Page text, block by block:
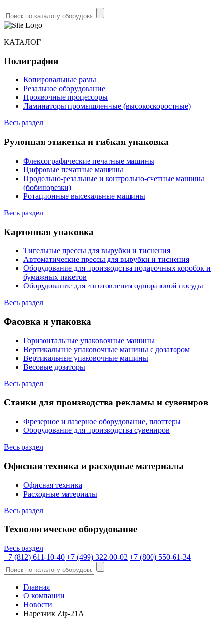
КАТАЛОГ
Полиграфия
Копировальные рамы
Резальное оборудование
Проявочные процессоры
Ламинаторы промышленные (высокоскоростные)
Весь раздел
Рулонная этикетка и гибкая упаковка
Флексографические печатные машины
Цифровые печатные машины
Продольно-резальные и контрольно-счетные машины
(бобинорезки)
Ротационные высекальные машины
Весь раздел
Картонная упаковка
Тигельные прессы для вырубки и тиснения
Автоматические прессы для вырубки и тиснения
Оборудование для производства подарочных коробок и
бумажных пакетов
Оборудование для изготовления одноразовой посуды
Весь раздел
Фасовка и упаковка
Горизонтальные упаковочные машины
Вертикальные упаковочные машины с дозатором
Вертикальные упаковочные машины
Весовые дозаторы
Весь раздел
Станки для производства рекламы и сувениров
Фрезерное и лазерное оборудование, плоттеры
Оборудование для производства сувениров
Весь раздел
Офисная техника и расходные материалы
Офисная техника
Расходные материалы
Весь раздел
Технологическое оборудование
Весь раздел
+7 (812) 611-10-40 +7 (499) 322-00-02 +7 (800) 550-61-34
Главная
О компании
Новости
Нарезчик Zip-21A